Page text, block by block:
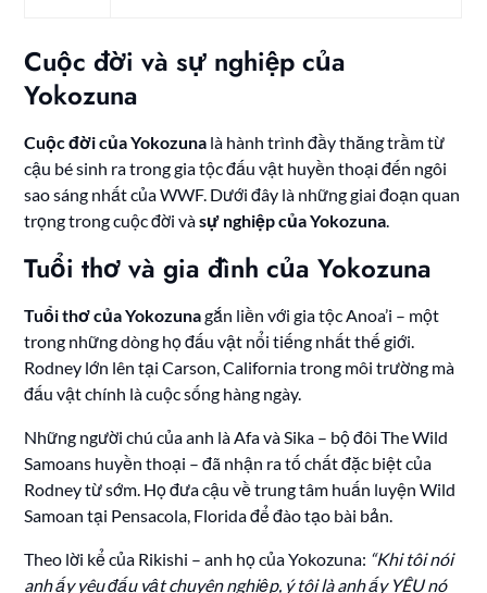
Cuộc đời và sự nghiệp của
Yokozuna
Cuộc đời của Yokozuna là hành trình đầy thăng trầm từ
cậu bé sinh ra trong gia tộc đấu vật huyền thoại đến ngôi
sao sáng nhất của WWF. Dưới đây là những giai đoạn quan
trọng trong cuộc đời vàsự nghiệp của Yokozuna.
Tuổi thơ và gia đình của Yokozuna
Tuổi thơ của Yokozunagắn liền với gia tộc Anoa’i – một
trong những dòng họ đấu vật nổi tiếng nhất thế giới.
Rodney lớn lên tại Carson, California trong môi trường mà
đấu vật chính là cuộc sống hàng ngày.
Những người chú của anh là Afa và Sika – bộ đôi The Wild
Samoans huyền thoại – đã nhận ra tố chất đặc biệt của
Rodney từ sớm. Họ đưa cậu về trung tâm huấn luyện Wild
Samoan tại Pensacola, Florida để đào tạo bài bản.
Theo lời kể của Rikishi – anh họ của Yokozuna: “Khi tôi nói
anh ấy yêu đấu vật chuyên nghiệp, ý tôi là anh ấy YÊU nó